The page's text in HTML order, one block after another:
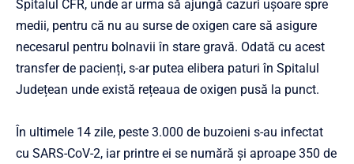
Spitalul CFR, unde ar urma să ajungă cazuri ușoare spre
medii, pentru că nu au surse de oxigen care să asigure
necesarul pentru bolnavii în stare gravă. Odată cu acest
transfer de pacienți, s-ar putea elibera paturi în Spitalul
Județean unde există rețeaua de oxigen pusă la punct.
În ultimele 14 zile, peste 3.000 de buzoieni s-au infectat
cu SARS-CoV-2, iar printre ei se numără și aproape 350 de